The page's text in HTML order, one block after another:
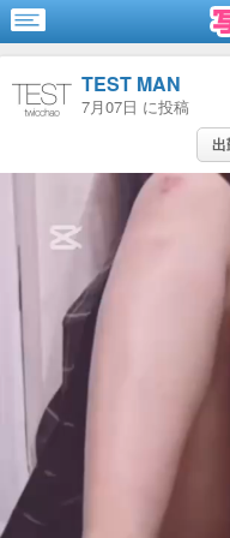
TEST MAN
7月07日 に投稿
出